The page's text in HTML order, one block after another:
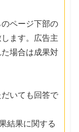
ページ下部の
ます。広告主
場合は成果対
いても回答で
結果に関する